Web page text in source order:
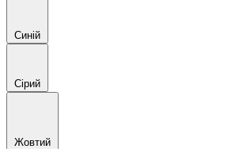
Синій
Сірий
Жовтий